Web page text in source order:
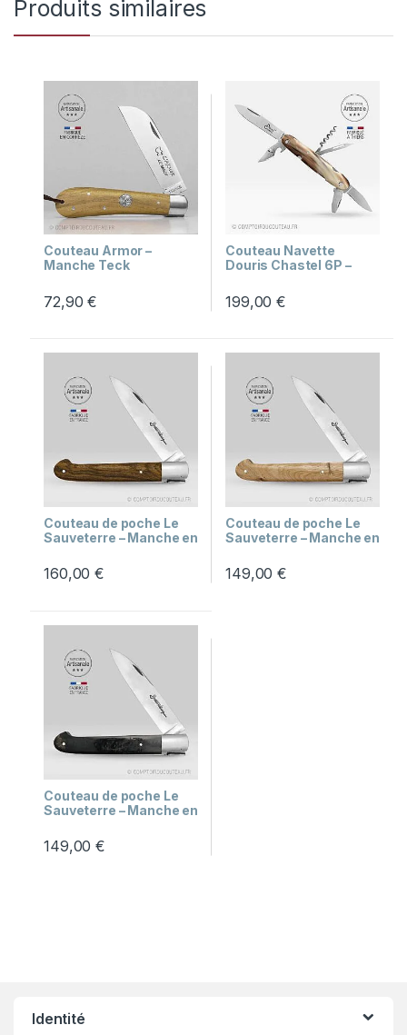
Produits similaires
Couteau Armor –
Manche Teck
72,90€
Couteau Navette
Douris Chastel 6P –
199,00€
Couteau de poche Le
Sauveterre – Manche en
160,00€
Couteau de poche Le
Sauveterre – Manche en
149,00€
Couteau de poche Le
Sauveterre – Manche en
149,00€
Identité
Besoin d'aide ?